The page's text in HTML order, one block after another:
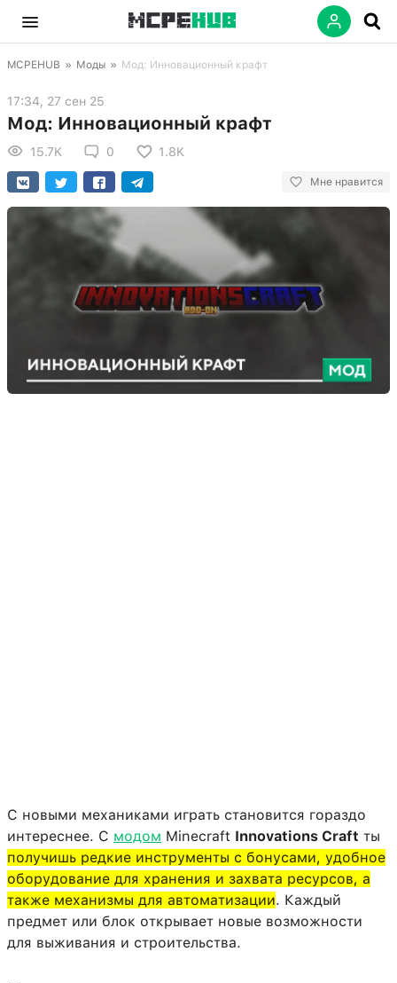
MCPEHUB » Моды » Мод: Инновационный крафт
17:34, 27 сен 25
Мод: Инновационный крафт
15.7K 0 1.8K
Мне нравится
С новыми механиками играть становится гораздо
интереснее. С модом Minecraft Innovations Craft ты
получишь редкие инструменты с бонусами, удобное
оборудование для хранения и захвата ресурсов, а
также механизмы для автоматизации. Каждый
предмет или блок открывает новые возможности
для выживания и строительства.